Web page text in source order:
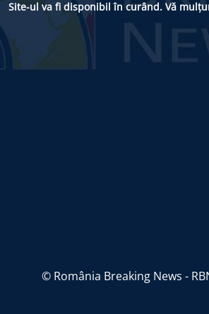
Site-ul va fi disponibil în curând. Vă
© România Breaking News -